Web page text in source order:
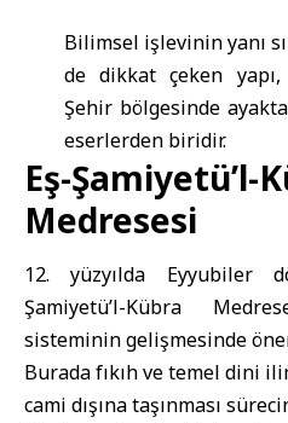
Bilimsel işlevinin yanı
de dikkat çeken yapı,
Şehir bölgesinde
eserlerden biridir.
Eş-Şamiyetü’l-
Medresesi
12. yüzyılda Eyyubiler
Şamiyetü’l-Kübra
sisteminin gelişmesinde
Burada fıkıh ve temel dini
cami dışına taşınması